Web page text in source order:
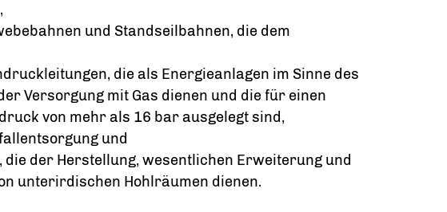
und Standseilbahnen, die dem
die als Energieanlagen im Sinne des
Versorgung mit Gas dienen und die für einen
von mehr als 16 bar ausgelegt sind,
und
der Herstellung, wesentlichen Erweiterung und
unterirdischen Hohlräumen dienen.